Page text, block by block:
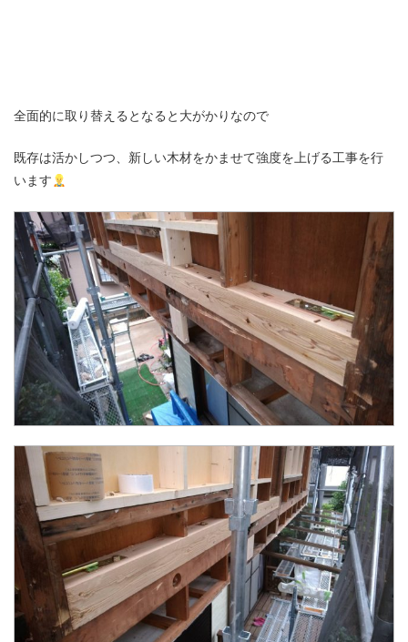
全面的に取り替えるとなると大がかりなので
既存は活かしつつ、新しい木材をかませて強度を上げる工事を行
います